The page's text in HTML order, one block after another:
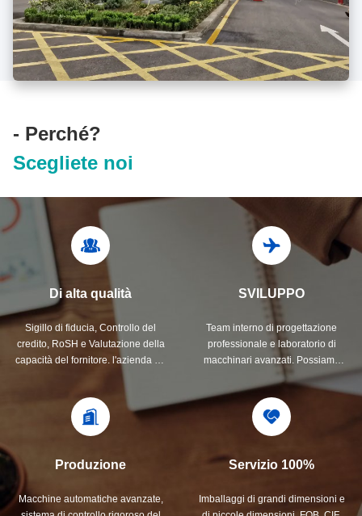
- Perché?
Scegliete noi
Di alta qualità
Sigillo di fiducia, Controllo del
credito, RoSH e Valutazione della
capacità del fornitore. l'azienda ha
professionale.
SVILUPPO
Team interno di progettazione
professionale e laboratorio di
macchinari avanzati. Possiamo
collaborare per sviluppare i
prodotti di cui avete bisogno.
Produzione
Macchine automatiche avanzate,
Servizio 100%
Imballaggi di grandi dimensioni e